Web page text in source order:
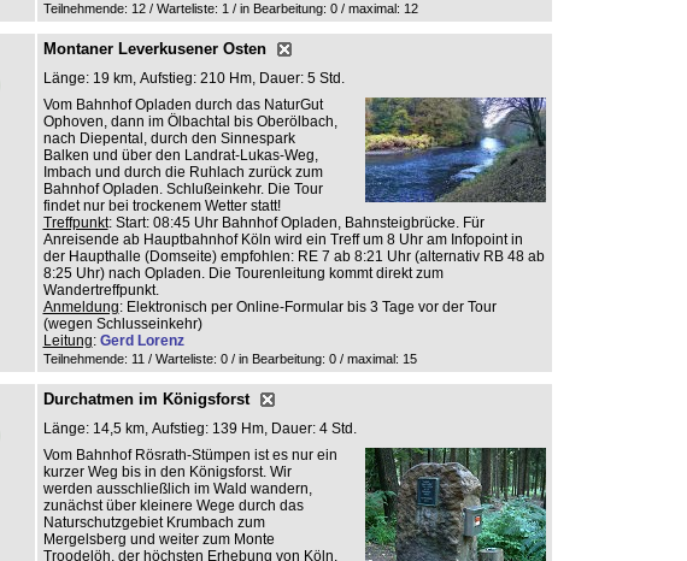
Teilnehmende: 12 / Warteliste: 1 / in Bearbeitung: 0 / maximal: 12
Montaner Leverkusener Osten
Länge: 19 km, Aufstieg: 210 Hm, Dauer: 5 Std.
Vom Bahnhof Opladen durch das NaturGut
Ophoven, dann im Ölbachtal bis Oberölbach,
nach Diepental, durch den Sinnespark
Balken und über den Landrat-Lukas-Weg,
Imbach und durch die Ruhlach zurück zum
Bahnhof Opladen. Schlußeinkehr. Die Tour
findet nur bei trockenem Wetter statt!
Treffpunkt: Start: 08:45 Uhr Bahnhof Opladen, Bahnsteigbrücke. Für
Anreisende ab Hauptbahnhof Köln wird ein Treff um 8 Uhr am Infopoint in
der Haupthalle (Domseite) empfohlen: RE 7 ab 8:21 Uhr (alternativ RB 48 ab
8:25 Uhr) nach Opladen. Die Tourenleitung kommt direkt zum
Wandertreffpunkt.
Anmeldung: Elektronisch per Online-Formular bis 3 Tage vor der Tour
(wegen Schlusseinkehr)
Leitung: Gerd Lorenz
Teilnehmende: 11 / Warteliste: 0 / in Bearbeitung: 0 / maximal: 15
Durchatmen im Königsforst
Länge: 14,5 km, Aufstieg: 139 Hm, Dauer: 4 Std.
Vom Bahnhof Rösrath-Stümpen ist es nur ein
kurzer Weg bis in den Königsforst. Wir
werden ausschließlich im Wald wandern,
zunächst über kleinere Wege durch das
Naturschutzgebiet Krumbach zum
Mergelsberg und weiter zum Monte
Troodelöh, der höchsten Erhebung von Köln.